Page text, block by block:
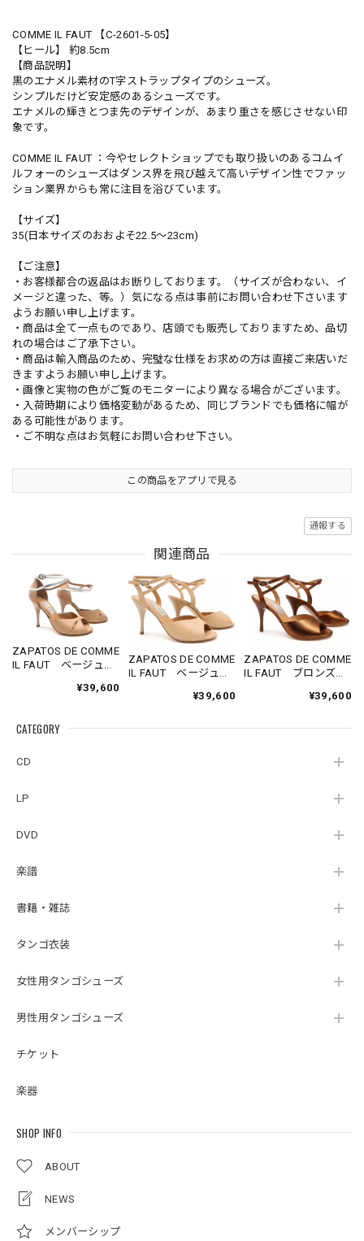
CATEGORY
CD
LP
DVD
楽譜
書籍・雑誌
タンゴ衣装
女性用タンゴシューズ
男性用タンゴシューズ
チケット
楽器
SHOP INFO
ABOUT
NEWS
メンバーシップ
COMME IL FAUT 【C-2601-5-05】
【ヒール】 約8.5cm
【商品説明】
黒のエナメル素材のT字ストラップタイプのシューズ。
シンプルだけど安定感のあるシューズです。
エナメルの輝きとつま先のデザインが、あまり重さを感じさせない印
象です。
COMME IL FAUT ：今やセレクトショップでも取り扱いのあるコムイ
ルフォーのシューズはダンス界を飛び越えて高いデザイン性でファッ
ション業界からも常に注目を浴びています。
【サイズ】
35(日本サイズのおおよそ22.5〜23cm)
【ご注意】
・お客様都合の返品はお断りしております。（サイズが合わない、イ
メージと違った、等。）気になる点は事前にお問い合わせ下さいます
ようお願い申し上げます。
・商品は全て一点ものであり、店頭でも販売しておりますため、品切
れの場合はご了承下さい。
・商品は輸入商品のため、完璧な仕様をお求めの方は直接ご来店いだ
きますようお願い申し上げます。
・画像と実物の色がご覧のモニターにより異なる場合がございます。
・入荷時期により価格変動があるため、同じブランドでも価格に幅が
ある可能性があります。
・ご不明な点はお気軽にお問い合わせ下さい。
この商品をアプリで見る
通報する
関連商品
ZAPATOS DE COMME
IL FAUT ベージュバ
ロスストラップ サ
¥39,600
ZAPATOS DE COMME
IL FAUT ベージュサ
¥39,600
ZAPATOS DE COMME
IL FAUT ブロンズサ
¥39,600